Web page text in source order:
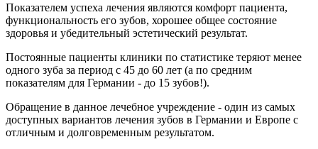
Показателем успеха лечения являются комфорт пациента,
функциональность его зубов, хорошее общее состояние
здоровья и убедительный эстетический результат.
Постоянные пациенты клиники по статистике теряют менее
одного зуба за период с 45 до 60 лет (а по средним
показателям для Германии - до 15 зубов!).
Обращение в данное лечебное учреждение - один из самых
доступных вариантов лечения зубов в Германии и Европе с
отличным и долговременным результатом.